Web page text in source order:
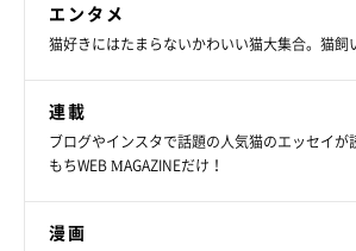
エンタメ
猫好きにはたまらないかわいい猫大集合。猫飼
連載
ブログやインスタで話題の人気猫のエッセイが
もちWEB MAGAZINEだけ！
漫画